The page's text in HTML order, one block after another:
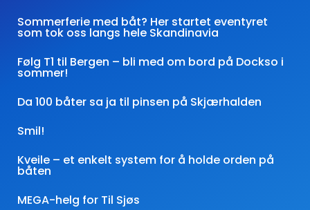
Sommerferie med båt? Her startet eventyret
som tok oss langs hele Skandinavia
Følg T1 til Bergen – bli med om bord på Dockso i
sommer!
Da 100 båter sa ja til pinsen på Skjærhalden
Smil!
Kveile – et enkelt system for å holde orden på
båten
MEGA-helg for Til Sjøs